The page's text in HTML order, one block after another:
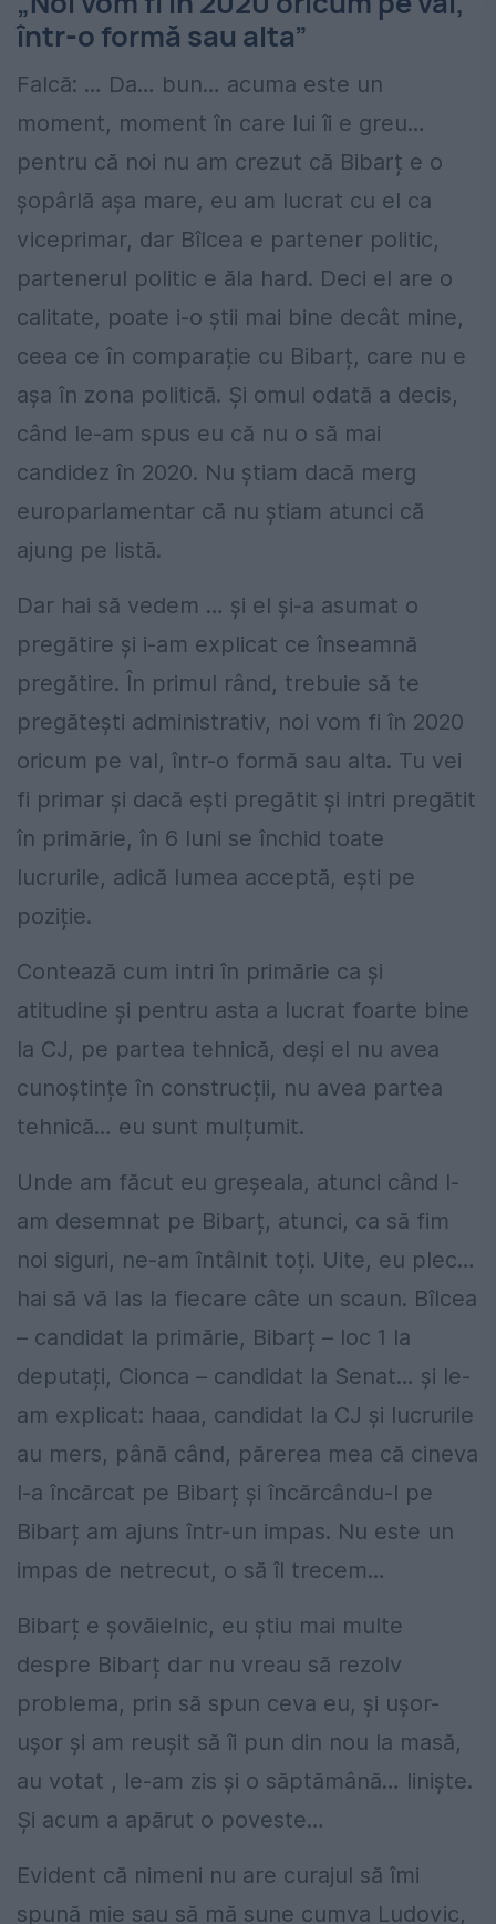
într-o formă sau alta”
Falcă: … Da… bun… acuma este un
moment, moment în care lui îi e greu…
pentru că noi nu am crezut că Bibarț e o
șopârlă așa mare, eu am lucrat cu el ca
viceprimar, dar Bîlcea e partener politic,
partenerul politic e ăla hard. Deci el are o
calitate, poate i-o știi mai bine decât mine,
ceea ce în comparație cu Bibarț, care nu e
așa în zona politică. Și omul odată a decis,
când le-am spus eu că nu o să mai
candidez în 2020. Nu știam dacă merg
europarlamentar că nu știam atunci că
ajung pe listă.
Dar hai să vedem … și el și-a asumat o
pregătire și i-am explicat ce înseamnă
pregătire. În primul rând, trebuie să te
pregătești administrativ, noi vom fi în 2020
oricum pe val, într-o formă sau alta. Tu vei
fi primar și dacă ești pregătit și intri pregătit
în primărie, în 6 luni se închid toate
lucrurile, adică lumea acceptă, ești pe
poziție.
Contează cum intri în primărie ca și
atitudine și pentru asta a lucrat foarte bine
la CJ, pe partea tehnică, deși el nu avea
cunoștințe în construcții, nu avea partea
tehnică… eu sunt mulțumit.
Unde am făcut eu greșeala, atunci când l-
am desemnat pe Bibarț, atunci, ca să fim
noi siguri, ne-am întâlnit toți. Uite, eu plec…
hai să vă las la fiecare câte un scaun. Bîlcea
– candidat la primărie, Bibarț – loc 1 la
deputați, Cionca – candidat la Senat… și le-
am explicat: haaa, candidat la CJ și lucrurile
au mers, până când, părerea mea că cineva
l-a încărcat pe Bibarț și încărcându-l pe
Bibarț am ajuns într-un impas. Nu este un
impas de netrecut, o să îl trecem…
Bibarț e șovăielnic, eu știu mai multe
despre Bibarț dar nu vreau să rezolv
problema, prin să spun ceva eu, și ușor-
ușor și am reușit să îi pun din nou la masă,
au votat , le-am zis și o săptămână… liniște.
Și acum a apărut o poveste…
Evident că nimeni nu are curajul să îmi
spună mie sau să mă sune cumva Ludovic,